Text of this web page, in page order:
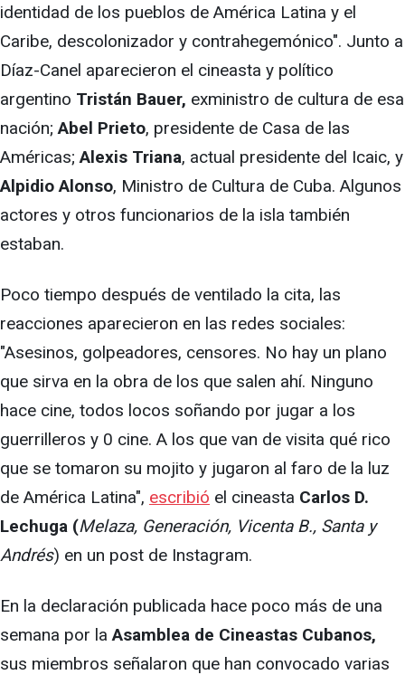
identidad de los pueblos de América Latina y el
Caribe, descolonizador y contrahegemónico". Junto a
Díaz-Canel aparecieron el cineasta y político
argentino Tristán Bauer, exministro de cultura de esa
nación;Abel Prieto, presidente de Casa de las
Américas;Alexis Triana, actual presidente del Icaic, y
Alpidio Alonso, Ministro de Cultura de Cuba. Algunos
actores y otros funcionarios de la isla también
estaban.
Poco tiempo después de ventilado la cita, las
reacciones aparecieron en las redes sociales:
"Asesinos, golpeadores, censores. No hay un plano
que sirva en la obra de los que salen ahí. Ninguno
hace cine, todos locos soñando por jugar a los
guerrilleros y 0 cine. A los que van de visita qué rico
que se tomaron su mojito y jugaron al faro de la luz
de América Latina", escribió el cineasta Carlos D.
Lechuga (Melaza, Generación, Vicenta B., Santa y
Andrés) en un post de Instagram.
En la declaración publicada hace poco más de una
semana por laAsamblea de Cineastas Cubanos,
sus miembros señalaron que han convocado varias